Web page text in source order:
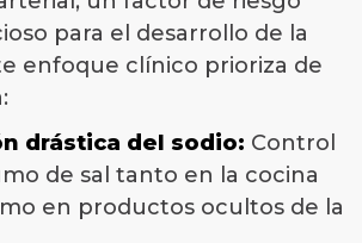
para el desarrollo de la
enfoque clínico prioriza de
drástica del sodio: Control
de sal tanto en la cocina
en productos ocultos de la